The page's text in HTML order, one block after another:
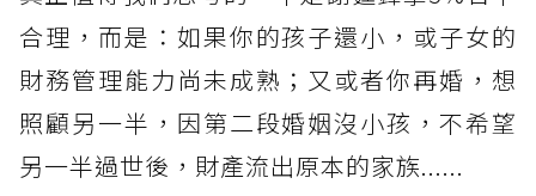
合理，而是：如果你的孩子還小，或子女的
財務管理能力尚未成熟；又或者你再婚，想
照顧另一半，因第二段婚姻沒小孩，不希望
另一半過世後，財產流出原本的家族......